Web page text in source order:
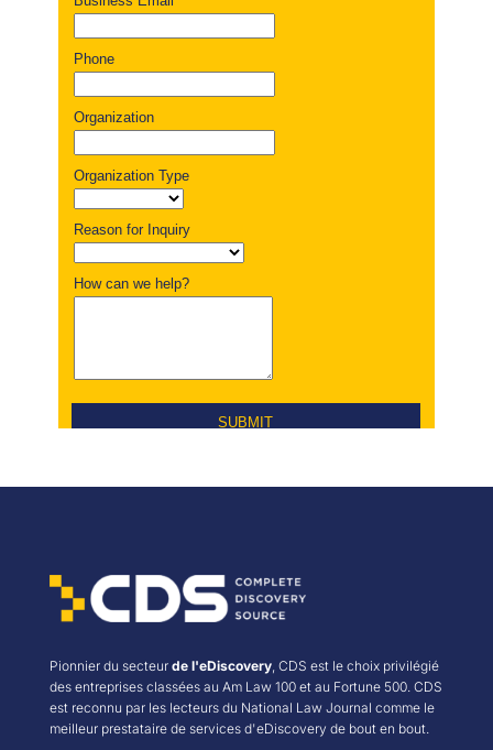
Pionnier du secteur de l'eDiscovery, CDS est le choix privilégié
des entreprises classées au Am Law 100 et au Fortune 500. CDS
est reconnu par les lecteurs du National Law Journal comme le
meilleur prestataire de services d'eDiscovery de bout en bout.